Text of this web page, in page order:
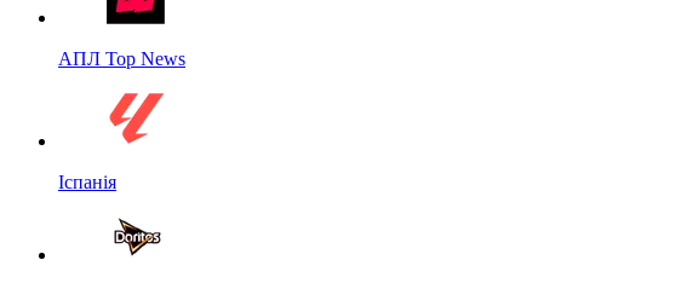
АПЛ Top News
Іспанія